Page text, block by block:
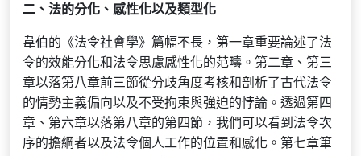
二、法的分化、感性化以及類型化
韋伯的《法令社會學》篇幅不長，第一章重要論述了法
令的效能分化和法令思慮感性化的范疇。第二章、第三
章以落第八章前三節從分歧角度考核和剖析了古代法令
的情勢主義偏向以及不受拘束與強迫的悖論。透過第四
章、第六章以落第八章的第四節，我們可以看到法令次
序的擔綱者以及法令個人工作的位置和感化。第七章筆